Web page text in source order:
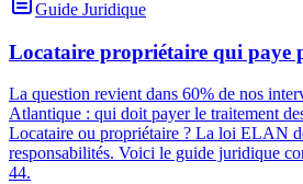
Guide Juridique
Locataire propriétaire qui paye
La question revient dans 60% de nos
Atlantique : qui doit payer le traitement
Locataire ou propriétaire ? La loi ELAN
responsabilités. Voici le guide juridique
44.